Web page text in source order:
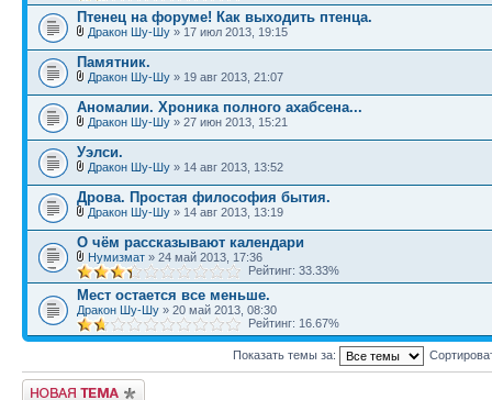
Птенец на форуме! Как выходить птенца.
Дракон Шу-Шу » 17 июл 2013, 19:15
Памятник.
Дракон Шу-Шу » 19 авг 2013, 21:07
Аномалии. Хроника полного ахабсена...
Дракон Шу-Шу » 27 июн 2013, 15:21
Уэлси.
Дракон Шу-Шу » 14 авг 2013, 13:52
Дрова. Простая философия бытия.
Дракон Шу-Шу » 14 авг 2013, 13:19
О чём рассказывают календари
Нумизмат » 24 май 2013, 17:36
Рейтинг: 33.33%
Мест остается все меньше.
Дракон Шу-Шу » 20 май 2013, 08:30
Рейтинг: 16.67%
Показать темы за:
Начать новую тему